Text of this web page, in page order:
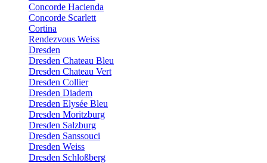
Concorde Hacienda
Concorde Scarlett
Cortina
Rendezvous Weiss
Dresden
Dresden Chateau Bleu
Dresden Chateau Vert
Dresden Collier
Dresden Diadem
Dresden Elysée Bleu
Dresden Moritzburg
Dresden Salzburg
Dresden Sanssouci
Dresden Weiss
Dresden Schloßberg